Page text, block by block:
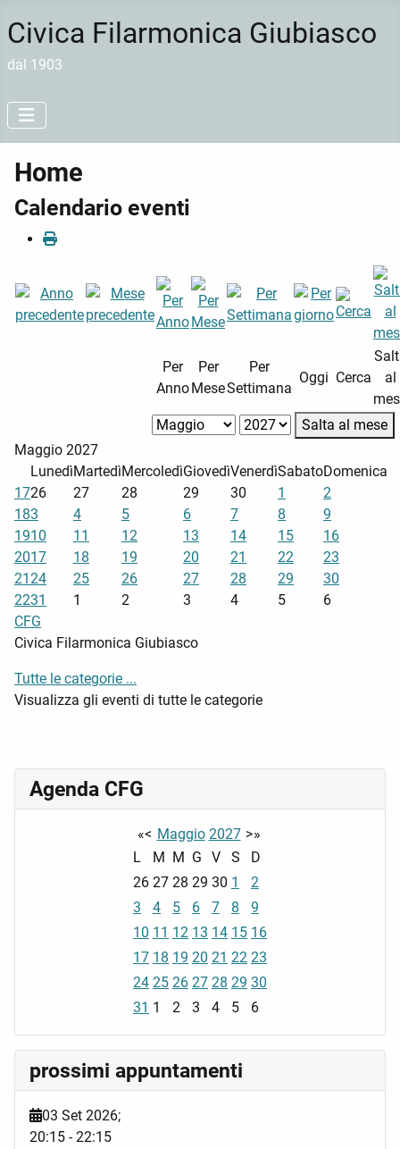
Civica Filarmonica Giubiasco
dal 1903
Home
Calendario eventi
Per
Anno
Per
Mese
Per
Settimana
Oggi Cerca
al
Salta al mese
Maggio 2027
LunedìMartedìMercoledìGiovedìVenerdìSabatoDomenica
1726 27 28 29 30 1
2
183 4 5 6 7 8
9
1910 11 12 13 14 15
16
2017 18 19 20 21 22
23
2124 25 26 27 28 29
30
2231 1 2 3 4 5
6
CFG
Civica Filarmonica Giubiasco
Tutte le categorie ...
Visualizza gli eventi di tutte le categorie
Agenda CFG
«< Maggio 2027 >»
L
M M G V S
D
26 27 28 29 30 1
2
3
4 5 6 7 8
9
10 11 12 13 14 15 16
17 18 19 20 21 22 23
24 25 26 27 28 29 30
31 1 2 3 4 5 6
prossimi appuntamenti
03 Set 2026;
20:15 -22:15